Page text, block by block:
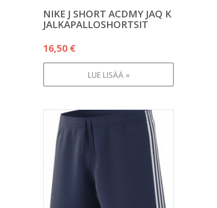
NIKE J SHORT ACDMY JAQ K
JALKAPALLOSHORTSIT
16,50 €
LUE LISÄÄ »